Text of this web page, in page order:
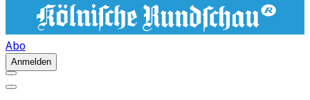
Abo
Anmelden